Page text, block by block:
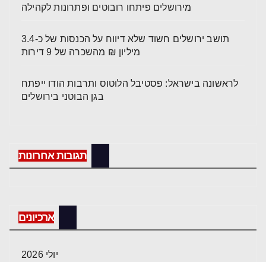
מירושלים פיתחו רובוטים ופתרונות לקהילה
תושב ירושלים חשוד שלא דיווח על הכנסות של כ-3.4
מיליון ₪ מהשכרה של 9 דירות
לראשונה בישראל: פסטיבל הלוטוס ותרבות הודו ייפתח
בגן הבוטני בירושלים
תגובות אחרונות
ארכיונים
יולי 2026